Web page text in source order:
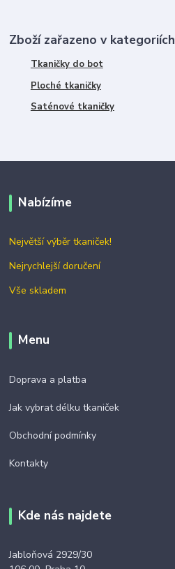
Zboží zařazeno v kategoriích
Tkaničky do bot
Ploché tkaničky
Saténové tkaničky
Nabízíme
Největší výběr tkaniček!
Nejrychlejší doručení
Vše skladem
Menu
Doprava a platba
Jak vybrat délku tkaniček
Obchodní podmínky
Kontakty
Kde nás najdete
Jabloňová 2929/30